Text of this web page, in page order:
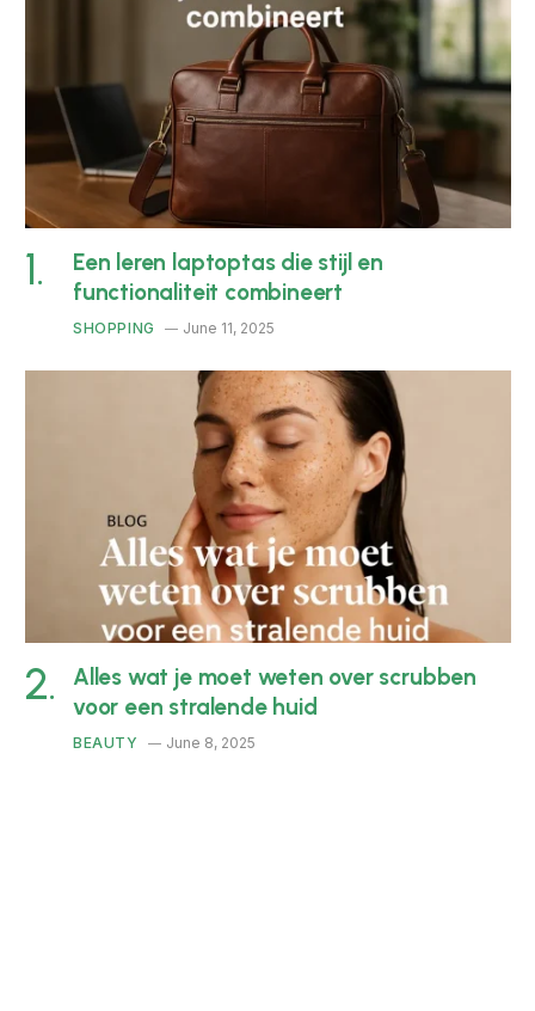
Een leren laptoptas die stijl en
functionaliteit combineert
SHOPPING June 11, 2025
Alles wat je moet weten over scrubben
voor een stralende huid
BEAUTY June 8, 2025